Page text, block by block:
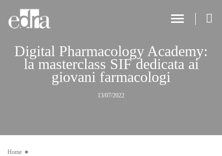
Toggle
Digital Pharmacology Academy:
la masterclass SIF dedicata ai
giovani farmacologi
13/07/2022
Home